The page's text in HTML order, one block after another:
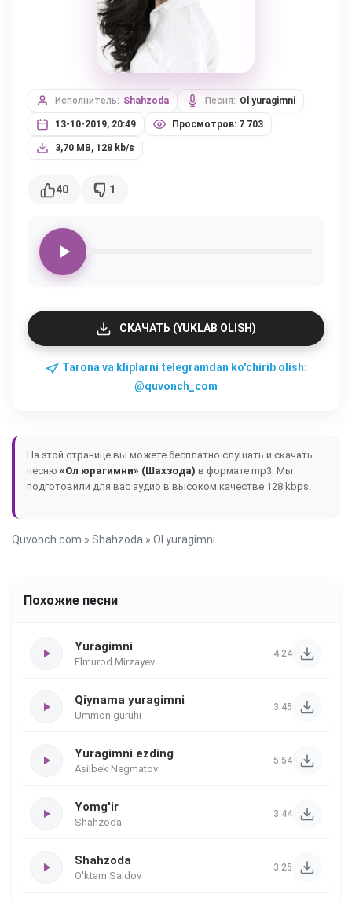
Исполнитель: Shahzoda Песня: Ol yuragimni
13-10-2019, 20:49 Просмотров: 7 703
3,70 MB, 128 kb/s
40 1
СКАЧАТЬ (YUKLAB OLISH)
Tarona va kliplarni telegramdan ko'chirib olish:
@quvonch_com
На этой странице вы можете бесплатно слушать и скачать
песню «Ол юрагимни» (Шахзода) в формате mp3. Мы
подготовили для вас аудио в высоком качестве 128 kbps.
Quvonch.com » Shahzoda » Ol yuragimni
Похожие песни
Yuragimni
Elmurod Mirzayev
4:24
Qiynama yuragimni
Ummon guruhi
3:45
Yuragimni ezding
Asilbek Negmatov
5:54
Yomg'ir
Shahzoda
3:44
Shahzoda
O'ktam Saidov
3:25